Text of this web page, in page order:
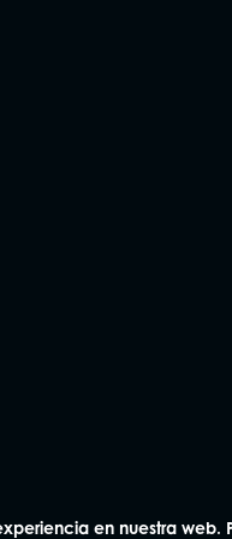
en nuestra